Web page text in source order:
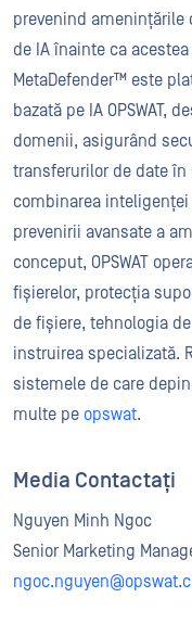
prevenind amenințările
de IA înainte ca
MetaDefender™ este
bazată pe IA OPSWAT,
domenii, asigurând
transferurilor de date
combinarea
prevenirii avansate a
conceput, OPSWAT
fișierelor, protecția
de fișiere, tehnologia
instruirea specializată.
sistemele de care
multe pe opswat.
Media Contactați
Nguyen Minh Ngoc
Senior Marketing